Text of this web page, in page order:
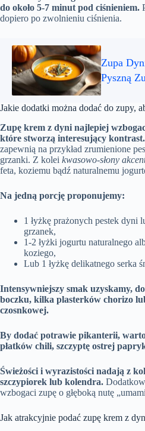
do około 5-7 minut pod ciśnieniem.
dopiero po zwolnieniu ciśnienia.
Zupa
Pyszną
Jakie dodatki można dodać do zupy,
Zupę krem z dyni najlepiej
które stworzą interesujący kontrast.
zapewnią na przykład zrumienione
grzanki. Z kolei kwasowo-słony
feta, koziemu bądź naturalnemu
Na jedną porcję proponujemy:
1 łyżkę prażonych pestek dyni
grzanek,
1-2 łyżki jogurtu naturalnego
koziego,
Lub 1 łyżkę delikatnego serka
Intensywniejszy smak uzyskamy,
boczku, kilka plasterków chorizo
czosnkowej.
By dodać potrawie pikanterii, warto
płatków chili, szczyptę ostrej
Świeżości i wyrazistości nadają z
szczypiorek lub kolendra.
wzbogaci zupę o głęboką nutę
Jak atrakcyjnie podać zupę krem z